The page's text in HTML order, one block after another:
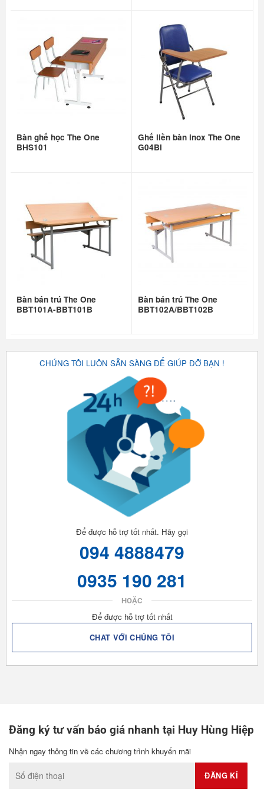
Bàn ghế học The One
BHS101
Ghế liền bàn inox The One
G04BI
Bàn bán trú The One
BBT101A-BBT101B
Bàn bán trú The One
BBT102A/BBT102B
CHÚNG TÔI LUÔN SẴN SÀNG ĐỂ GIÚP ĐỠ BẠN !
Để được hỗ trợ tốt nhất. Hãy gọi
094 4888479
0935 190 281
HOẶC
Để được hỗ trợ tốt nhất
CHAT VỚI CHÚNG TÔI
Đăng ký tư vấn báo giá nhanh tại Huy Hùng Hiệp
Nhận ngay thông tin về các chương trình khuyến mãi